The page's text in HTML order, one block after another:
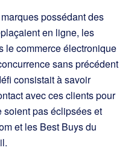
possédant des
en ligne, les
le commerce électronique
sans précédent
consistait à savoir
avec ces clients pour
soient pas éclipsées et
et les Best Buys du